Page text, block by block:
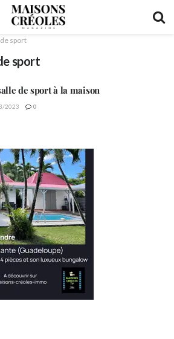
sport
sport
de sport à la maison
2023 0